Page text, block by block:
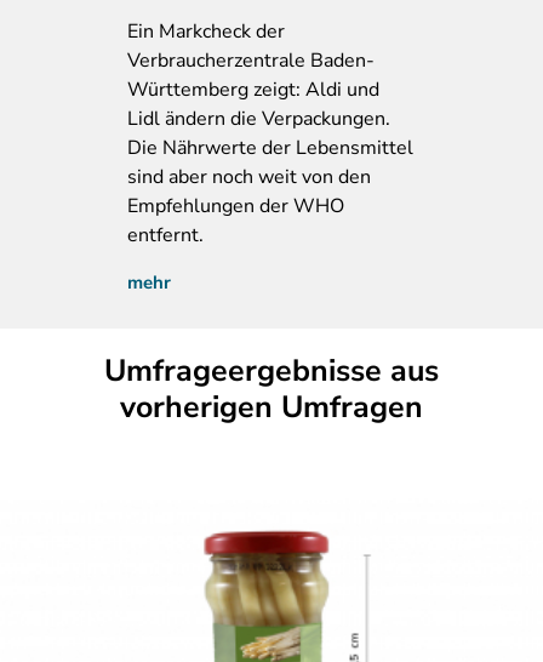
Ein Markcheck der
Verbraucherzentrale Baden-
Württemberg zeigt: Aldi und
Lidl ändern die Verpackungen.
Die Nährwerte der Lebensmittel
sind aber noch weit von den
Empfehlungen der WHO
entfernt.
mehr
Umfrageergebnisse aus
vorherigen Umfragen